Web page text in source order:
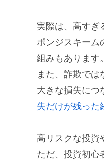
実際は、高すぎ
ポンジスキーム
組みもあります。
また、詐欺では
大きな損失につ
失だけが残った
高リスクな投資
ただ、投資初心